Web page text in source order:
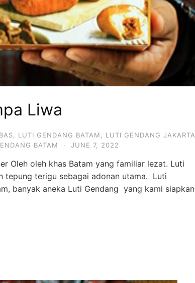
Liwa
LUTI GENDANG BATAM LUTI GENDANG JAKARTA
BATAM · JUNE 7, 2022
Oleh oleh khas Batam yang familiar lezat. Luti
tepung terigu sebagai adonan utama. Luti
banyak aneka Luti Gendang yang kami siapkan